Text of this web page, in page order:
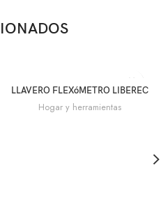
LLAVERO FLEXóMETRO LIBEREC
Hogar y herramientas